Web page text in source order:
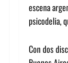
escena
psicodelia,
Con dos